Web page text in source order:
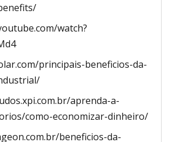
watch?
principais-beneficios-da-
aprenda-a-
como-economizar-dinheiro/
beneficios-da-